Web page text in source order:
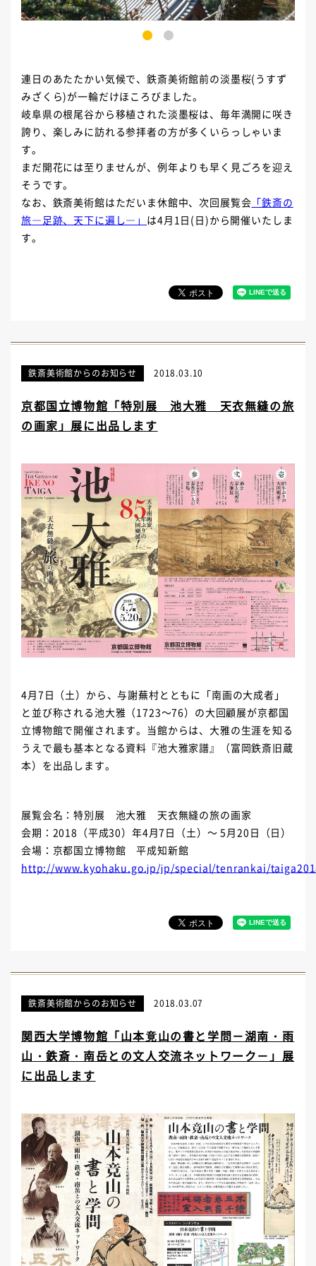
連日のあたたかい気候で、鉄斎美術館前の淡墨桜(うすず
みざくら)が一輪だけほころびました。
岐阜県の根尾谷から移植された淡墨桜は、毎年満開に咲き
誇り、楽しみに訪れる参拝者の方が多くいらっしゃいま
す。
まだ開花には至りませんが、例年よりも早く見ごろを迎え
そうです。
なお、鉄斎美術館はただいま休館中、次回展覧会 「鉄斎の
旅―足跡、天下に遍し―」 は4月1日(日)から開催いたしま
す。
鉄斎美術館からのお知らせ 2018.03.10
京都国立博物館「特別展 池大雅 天衣無縫の旅
の画家」展に出品します
4月7日（土）から、与謝蕪村とともに「南画の大成者」
と並び称される池大雅（1723～76）の大回顧展が京都国
立博物館で開催されます。当館からは、大雅の生涯を知る
うえで最も基本となる資料『池大雅家譜』（富岡鉄斎旧蔵
本）を出品します。
展覧会名：特別展 池大雅 天衣無縫の旅の画家
会期：2018（平成30）年4月7日（土）～ 5月20日（日）
会場：京都国立博物館 平成知新館
http://www.kyohaku.go.jp/jp/special/tenrankai/
鉄斎美術館からのお知らせ 2018.03.07
関西大学博物館「山本竟山の書と学問－湖南・雨
山・鉄斎・南岳との文人交流ネットワーク－」展
に出品します